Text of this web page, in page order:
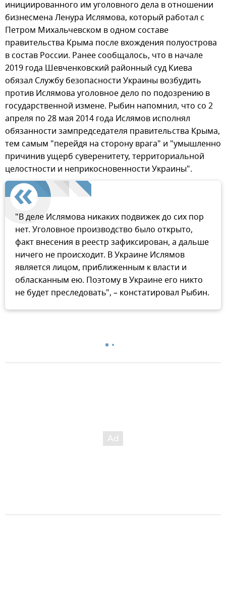
инициированного им уголовного дела в отношении
бизнесмена Ленура Ислямова, который работал с
Петром Михальчевском в одном составе
правительства Крыма после вхождения полуострова
в состав России. Ранее сообщалось, что в начале
2019 года Шевченковский районный суд Киева
обязал Службу безопасности Украины возбудить
против Ислямова уголовное дело по подозрению в
государственной измене. Рыбин напомнил, что со 2
апреля по 28 мая 2014 года Ислямов исполнял
обязанности зампредседателя правительства Крыма,
тем самым "перейдя на сторону врага" и "умышленно
причинив ущерб суверенитету, территориальной
целостности и неприкосновенности Украины".
"В деле Ислямова никаких подвижек до сих пор
нет. Уголовное производство было открыто,
факт внесения в реестр зафиксирован, а дальше
ничего не происходит. В Украине Ислямов
является лицом, приближенным к власти и
обласканным ею. Поэтому в Украине его никто
не будет преследовать", – констатировал Рыбин.